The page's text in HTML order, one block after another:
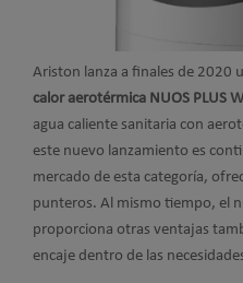
Ariston lanza a finales de 2020
calor aerotérmica NUOS PLUS
agua caliente sanitaria con
este nuevo lanzamiento es
mercado de esta categoría,
punteros. Al mismo tiempo, el
proporciona otras ventajas
encaje dentro de las